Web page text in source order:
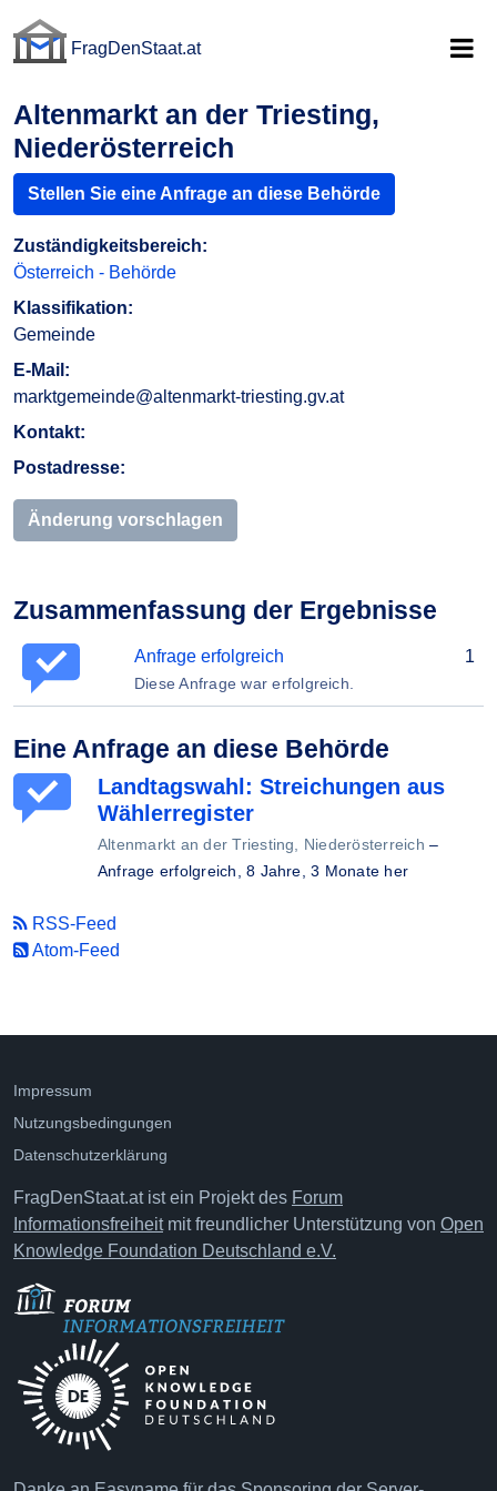
FragDenStaat.at
Altenmarkt an der Triesting,
Niederösterreich
Stellen Sie eine Anfrage an diese Behörde
Zuständigkeitsbereich:
Österreich - Behörde
Klassifikation:
Gemeinde
E-Mail:
marktgemeinde@altenmarkt-triesting.gv.at
Kontakt:
Postadresse:
Änderung vorschlagen
Zusammenfassung der Ergebnisse
Anfrage erfolgreich
Diese Anfrage war erfolgreich.
1
Eine Anfrage an diese Behörde
Landtagswahl: Streichungen aus
Wählerregister
Altenmarkt an der Triesting, Niederösterreich –
Anfrage erfolgreich,8 Jahre, 3 Monate her
RSS-Feed
Atom-Feed
Impressum
Nutzungsbedingungen
Datenschutzerklärung
FragDenStaat.at ist ein Projekt des Forum
Informationsfreiheitmit freundlicher Unterstützung von Open
Knowledge Foundation Deutschland e.V.